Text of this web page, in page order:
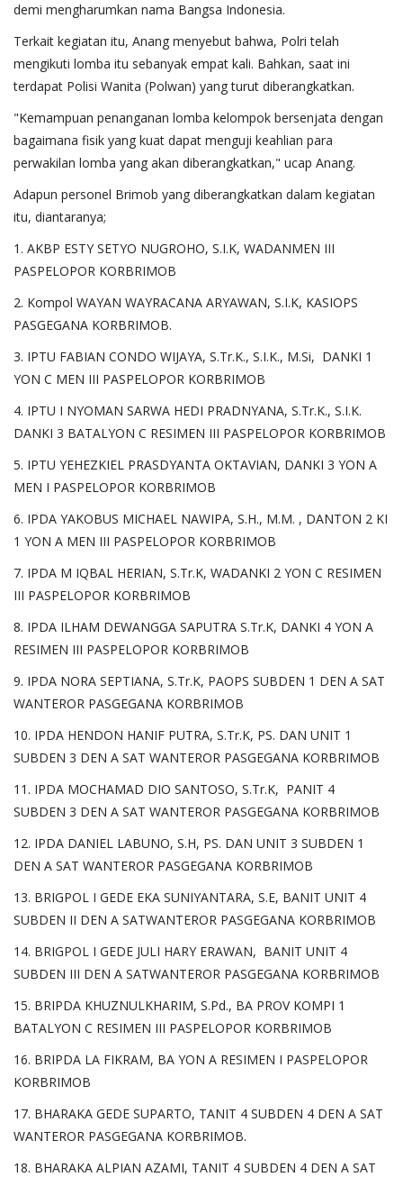
demi mengharumkan nama Bangsa Indonesia.
Terkait kegiatan itu, Anang menyebut bahwa, Polri telah
mengikuti lomba itu sebanyak empat kali. Bahkan, saat ini
terdapat Polisi Wanita (Polwan) yang turut diberangkatkan.
"Kemampuan penanganan lomba kelompok bersenjata dengan
bagaimana fisik yang kuat dapat menguji keahlian para
perwakilan lomba yang akan diberangkatkan," ucap Anang.
Adapun personel Brimob yang diberangkatkan dalam kegiatan
itu, diantaranya;
1. AKBP ESTY SETYO NUGROHO, S.I.K, WADANMEN III
PASPELOPOR KORBRIMOB
2. Kompol WAYAN WAYRACANA ARYAWAN, S.I.K, KASIOPS
PASGEGANA KORBRIMOB.
3. IPTU FABIAN CONDO WIJAYA, S.Tr.K., S.I.K., M.Si, DANKI 1
YON C MEN III PASPELOPOR KORBRIMOB
4. IPTU I NYOMAN SARWA HEDI PRADNYANA, S.Tr.K., S.I.K.
DANKI 3 BATALYON C RESIMEN III PASPELOPOR KORBRIMOB
5. IPTU YEHEZKIEL PRASDYANTA OKTAVIAN, DANKI 3 YON A
MEN I PASPELOPOR KORBRIMOB
6. IPDA YAKOBUS MICHAEL NAWIPA, S.H., M.M. , DANTON 2 KI
1 YON A MEN III PASPELOPOR KORBRIMOB
7. IPDA M IQBAL HERIAN, S.Tr.K, WADANKI 2 YON C RESIMEN
III PASPELOPOR KORBRIMOB
8. IPDA ILHAM DEWANGGA SAPUTRA S.Tr.K, DANKI 4 YON A
RESIMEN III PASPELOPOR KORBRIMOB
9. IPDA NORA SEPTIANA, S.Tr.K, PAOPS SUBDEN 1 DEN A SAT
WANTEROR PASGEGANA KORBRIMOB
10. IPDA HENDON HANIF PUTRA, S.Tr.K, PS. DAN UNIT 1
SUBDEN 3 DEN A SAT WANTEROR PASGEGANA KORBRIMOB
11. IPDA MOCHAMAD DIO SANTOSO, S.Tr.K, PANIT 4
SUBDEN 3 DEN A SAT WANTEROR PASGEGANA KORBRIMOB
12. IPDA DANIEL LABUNO, S.H, PS. DAN UNIT 3 SUBDEN 1
DEN A SAT WANTEROR PASGEGANA KORBRIMOB
13. BRIGPOL I GEDE EKA SUNIYANTARA, S.E, BANIT UNIT 4
SUBDEN II DEN A SATWANTEROR PASGEGANA KORBRIMOB
14. BRIGPOL I GEDE JULI HARY ERAWAN, BANIT UNIT 4
SUBDEN III DEN A SATWANTEROR PASGEGANA KORBRIMOB
15. BRIPDA KHUZNULKHARIM, S.Pd., BA PROV KOMPI 1
BATALYON C RESIMEN III PASPELOPOR KORBRIMOB
16. BRIPDA LA FIKRAM, BA YON A RESIMEN I PASPELOPOR
KORBRIMOB
17. BHARAKA GEDE SUPARTO, TANIT 4 SUBDEN 4 DEN A SAT
WANTEROR PASGEGANA KORBRIMOB.
18. BHARAKA ALPIAN AZAMI, TANIT 4 SUBDEN 4 DEN A SAT